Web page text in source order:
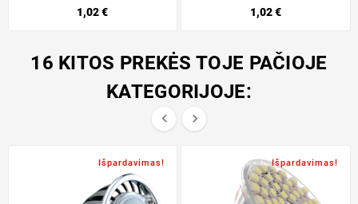
1,02 € 1,02 €
16 KITOS PREKĖS TOJE PAČIOJE
KATEGORIJOJE:
 
Išpardavimas! Išpardavimas!